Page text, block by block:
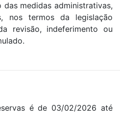
medidas administrativas,
nos termos da legislação
revisão, indeferimento ou
é de 03/02/2026 até